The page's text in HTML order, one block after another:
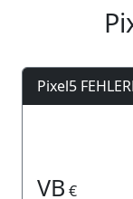
Pixel5
VB €